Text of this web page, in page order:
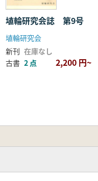
埴輪研究会誌 第9号
埴輪研究会
新刊 在庫なし
古書 2 点 2,200 円~